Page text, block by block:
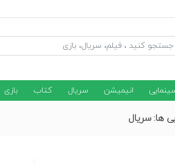
انیمیشن سریال کتاب بازی
ها: سریال